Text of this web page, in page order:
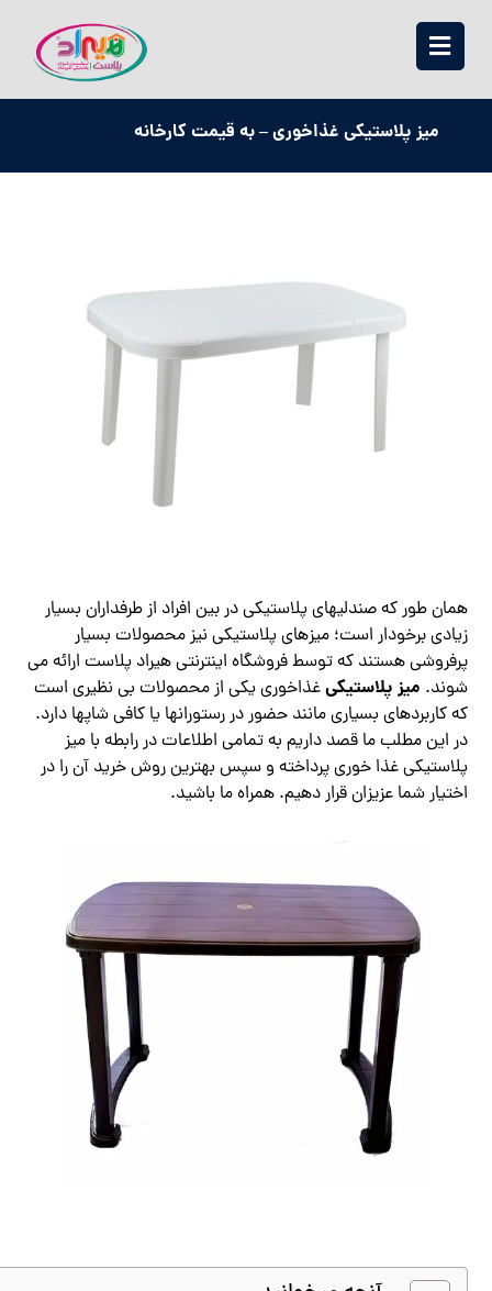
میز پلاستیکی غذاخوری – به قیمت کارخانه
همان طور که صندلیهای پلاستیکی در بین افراد از طرفداران بسیار
زیادی برخودار است؛ میزهای پلاستیکی نیز محصولات بسیار
پرفروشی هستند که توسط فروشگاه اینترنتی هیراد پلاست ارائه می
شوند. میز پلاستیکیغذاخوری یکی از محصولات بی نظیری است
که کاربردهای بسیاری مانند حضور در رستورانها یا کافی شاپها دارد.
در این مطلب ما قصد داریم به تمامی اطلاعات در رابطه با میز
پلاستیکی غذا خوری پرداخته و سپس بهترین روش خرید آن را در
اختیار شما عزیزان قرار دهیم. همراه ما باشید.